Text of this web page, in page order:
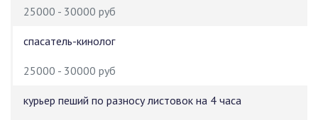
25000 - 30000 руб
спасатель-кинолог
25000 - 30000 руб
курьер пеший по разносу листовок на 4 часа